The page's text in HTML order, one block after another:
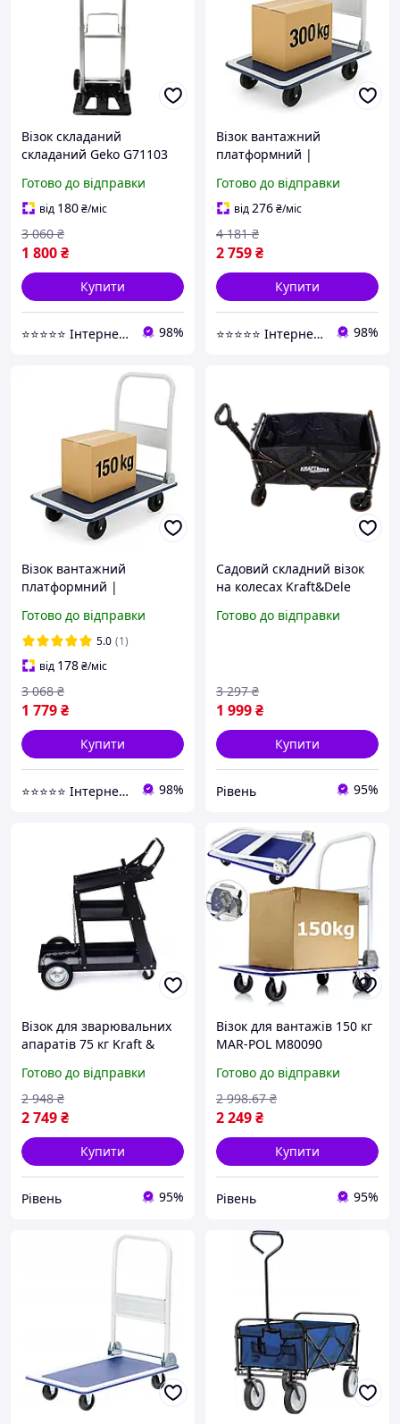
Візок складаний
складаний Geko G71103
Готово до відправки
від 180₴/міс
1 800₴
3 060 ₴
Купити
⭐️⭐️⭐️⭐️⭐️ Інтернет-магазин "BORO" 98%
Візок вантажний
платформний |
нековзна платформа та
гумові колеса | PH300 |
для складу
Готово до відправки
від276₴/міс
2 759₴
4 181 ₴
Купити
⭐️⭐️⭐️⭐️⭐️ Інтернет-магазин "BORO" 98%
Візок вантажний
платформний |
нековзна платформа та
гумові колеса | PH150 |
для складу
Готово до відправки
5.0 (1)
від 178₴/міс
1 779₴
3 068 ₴
Купити
⭐️⭐️⭐️⭐️⭐️ Інтернет-магазин "BORO" 98%
Садовий складний візок
на колесах Kraft&Dele
зручний транспортний
Готово до відправки
1 999₴
3 297 ₴
Купити
Рівень 95%
Візок для зварювальних
апаратів 75 кг Kraft &
зварювальний riven
Готово до відправки
2 749₴
2 948 ₴
Купити
Рівень 95%
Візок для вантажів 150 кг
MAR-POL M80090
складний riven
Готово до відправки
2 249₴
2 998.67 ₴
Купити
Рівень 95%